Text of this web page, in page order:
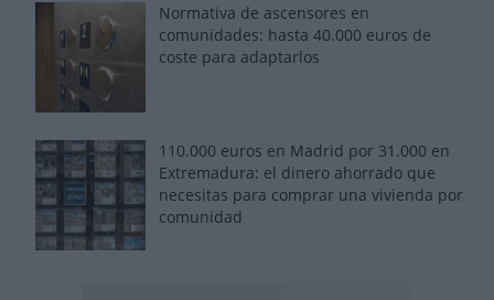
Normativa de ascensores en
comunidades: hasta 40.000 euros de
coste para adaptarlos
110.000 euros en Madrid por 31.000 en
Extremadura: el dinero ahorrado que
necesitas para comprar una vivienda por
comunidad